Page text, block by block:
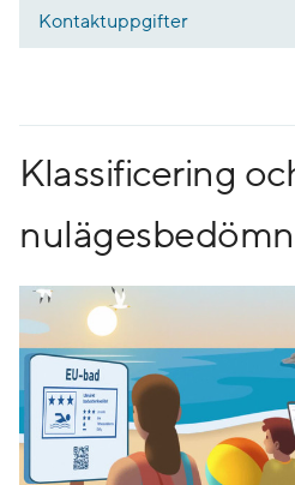
Kontaktuppgifter
Klassificering